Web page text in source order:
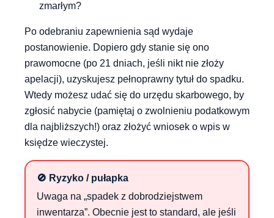
zmarłym?
Po odebraniu zapewnienia sąd wydaje
postanowienie. Dopiero gdy stanie się ono
prawomocne (po 21 dniach, jeśli nikt nie złoży
apelacji), uzyskujesz pełnoprawny tytuł do spadku.
Wtedy możesz udać się do urzędu skarbowego, by
zgłosić nabycie (pamiętaj o zwolnieniu podatkowym
dla najbliższych!) oraz złożyć wniosek o wpis w
księdze wieczystej.
🚫 Ryzyko / pułapka
Uwaga na „spadek z dobrodziejstwem
inwentarza”. Obecnie jest to standard, ale jeśli